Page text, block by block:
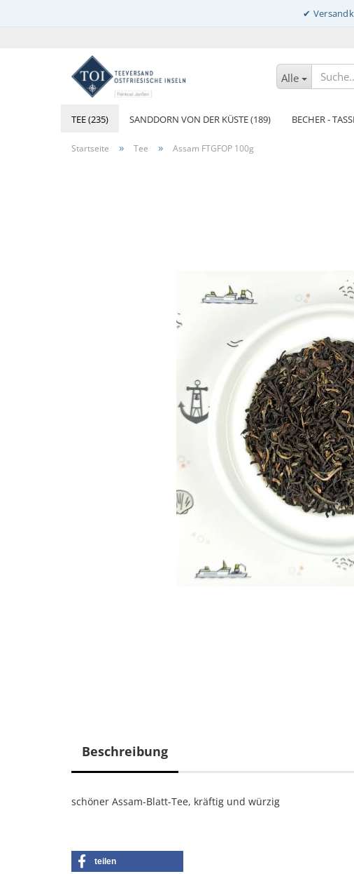
Alle
TEE (235) SANDDORN VON DER KÜSTE (189) BECHER -
Startseite » Tee » Assam FTGFOP 100g
Beschreibung
schöner Assam-Blatt-Tee, kräftig und würzig
teilen